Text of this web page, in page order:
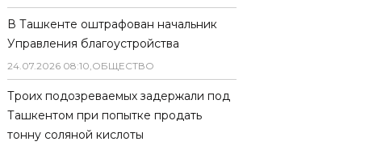
В Ташкенте оштрафован начальник
Управления благоустройства
24.07.2026 08:10,ОБЩЕСТВО
Троих подозреваемых задержали под
Ташкентом при попытке продать
тонну соляной кислоты